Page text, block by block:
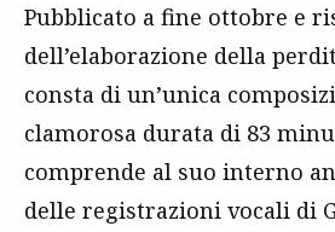
Pubblicato a fine ottobre e
dell’elaborazione della
consta di un’unica
clamorosa durata di 83
comprende al suo interno
delle registrazioni vocali di